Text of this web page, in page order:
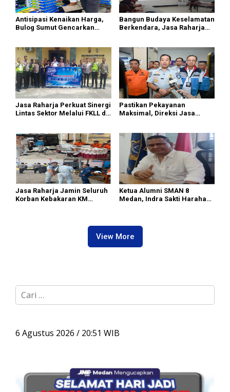
Antisipasi Kenaikan Harga,
Bulog Sumut Gencarkan
Bangun Budaya Keselamatan
Berkendara, Jasa Raharja
Jasa Raharja Perkuat Sinergi
Lintas Sektor Melalui FKLL di
Pastikan Pekayanan
Maksimal, Direksi Jasa
Sentosa II
Jasa Raharja Jamin Seluruh
Korban Kebakaran KM
Ketua Alumni SMAN 8
Medan, Indra Sakti Harahap
View More
C
a
u
6 Agustus 2026 / 20:51 WIB